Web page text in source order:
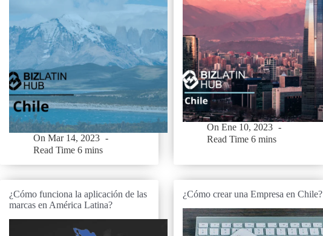
On Mar 14, 2023
Read Time 6 mins
On Ene 10, 2023
Read Time 6 mins
¿Cómo funciona la aplicación de las
marcas en América Latina?
¿Cómo crear una Empresa en Chile?